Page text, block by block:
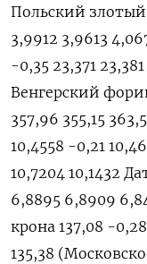
Польский злотый
3,9912 3,9613
-0,35 23,371
Венгерский
357,96 355,15
10,4558 -0,21
10,7204 10,1432
6,8895 6,8909
крона 137,08 -0,28
135,38